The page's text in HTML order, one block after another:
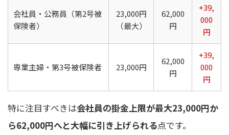
会社員・公務員（第2号被
保険者）
23,000円
（最大）
62,000
円
+39,
000
円
専業主婦・第3号被保険者 23,000円
62,000
円
+39,
000
円
特に注目すべきは会社員の掛金上限が最大23,000円か
ら62,000円へと大幅に引き上げられる点です。